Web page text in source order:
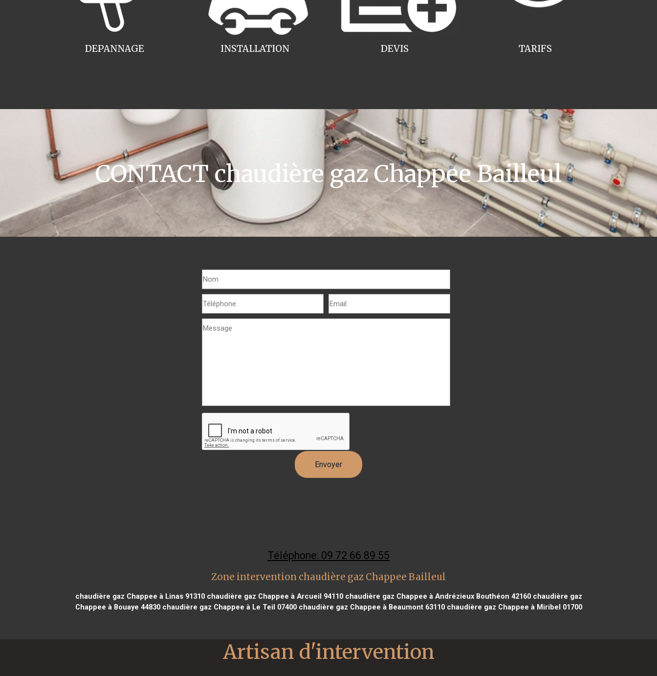
INSTALLATION
DEPANNAGE TARIFS
DEVIS
CONTACT chaudière gaz Chappee Bailleul
Téléphone: 09 72 66 89 55
Zone intervention chaudière gaz Chappee Bailleul
chaudière gaz Chappee à Linas 91310chaudière gaz Chappee à Arcueil 94110chaudière gaz Chappee à Andrézieux Bouthéon 42160chaudière gaz
Chappee à Bouaye 44830chaudière gaz Chappee à Le Teil 07400chaudière gaz Chappee à Beaumont 63110chaudière gaz Chappee à Miribel 01700
Artisan d'intervention